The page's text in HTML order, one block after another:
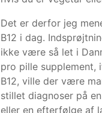
Det er derfor jeg
B12 i dag.
ikke være så let i
pro pille supplement,
B12, ville der være
stillet diagnoser på
eller en efterfølge af